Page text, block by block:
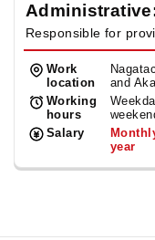
Responsible for
Work
location
and
Working
hours
Salary
year